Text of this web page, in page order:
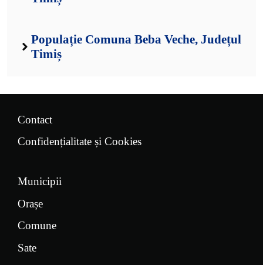
Populație Comuna Beba Veche, Județul
Timiș
Contact
Confidențialitate și Cookies
Municipii
Orașe
Comune
Sate